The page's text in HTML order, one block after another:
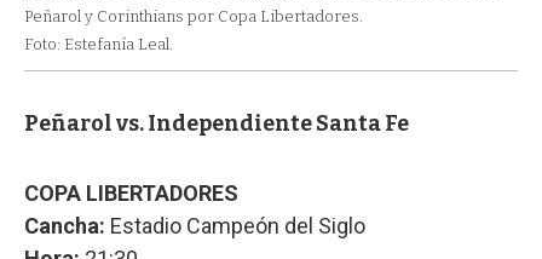
Peñarol y Corinthians por Copa Libertadores.
Foto: Estefanía Leal.
Peñarol vs. Independiente Santa Fe
COPA LIBERTADORES
Cancha: Estadio Campeón del Siglo